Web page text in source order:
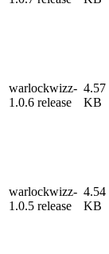
warlockwizz-
1.0.6 release
4.57
KB
warlockwizz-
1.0.5 release
4.54
KB